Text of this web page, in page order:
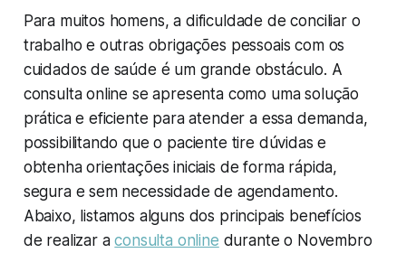
Para muitos homens, a dificuldade de conciliar o
trabalho e outras obrigações pessoais com os
cuidados de saúde é um grande obstáculo. A
consulta online se apresenta como uma solução
prática e eficiente para atender a essa demanda,
possibilitando que o paciente tire dúvidas e
obtenha orientações iniciais de forma rápida,
segura e sem necessidade de agendamento.
Abaixo, listamos alguns dos principais benefícios
de realizar aconsulta online durante o Novembro